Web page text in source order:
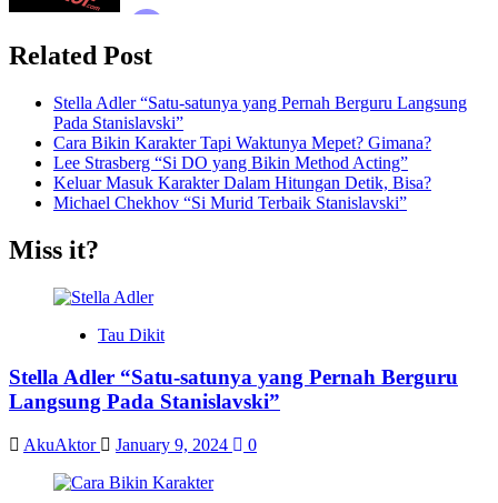
Related Post
Stella Adler “Satu-satunya yang Pernah Berguru Langsung
Pada Stanislavski”
Cara Bikin Karakter Tapi Waktunya Mepet? Gimana?
Lee Strasberg “Si DO yang Bikin Method Acting”
Keluar Masuk Karakter Dalam Hitungan Detik, Bisa?
Michael Chekhov “Si Murid Terbaik Stanislavski”
Miss it?
Tau Dikit
Stella Adler “Satu-satunya yang Pernah Berguru
Langsung Pada Stanislavski”
AkuAktor January 9, 2024 0